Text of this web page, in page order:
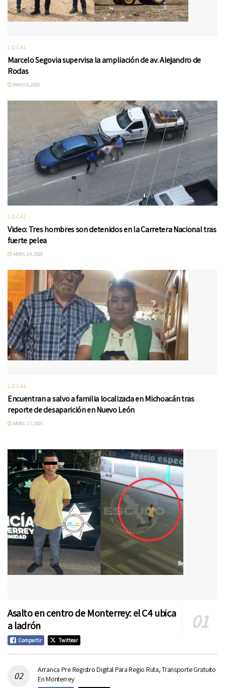
LOCAL
Marcelo Segovia supervisa la ampliación de av. Alejandro de
Rodas
MAYO 5, 2026
LOCAL
Video: Tres hombres son detenidos en la Carretera Nacional tras
fuerte pelea
ABRIL 24, 2026
LOCAL
Encuentran a salvo a familia localizada en Michoacán tras
reporte de desaparición en Nuevo León
ABRIL 17, 2026
Asalto en centro de Monterrey: el C4 ubica
a ladrón
Compartir Twittear
Arranca Pre Registro Digital Para Regio Ruta, Transporte Gratuito
En Monterrey